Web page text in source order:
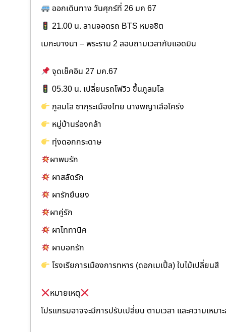
ออกเดินทาง วันศุกร์ที่ 26 มค 67
21.00 น. ลานจอดรถ BTS หมอชิต
เมกะบางนา – พระราม 2 สอบถามเวลากับแอดมิน
จุดเช็คอิน 27 มค.67
05.30 น. เปลี่ยนรถโฟวิว ขึ้นภูลมโล
ภูลมโล ซากุระเมืองไทย นางพญาเสือโคร่ง
หมู่บ้านร่องกล้า
ทุ่งดอกกระดาษ
ผาพบรัก
ผาสลัดรัก
ผารักยืนยง
ผาคู่รัก
ผาไททานิค
ผาบอกรัก
โรงเรียการเมืองการทหาร (ดอกเมเปิ้ล) ใบไม้เปลี่ยนสี
หมายเหตุ
โปรแกรมอาจจะมีการปรับเปลี่ยน ตามเวลา และความเหมา